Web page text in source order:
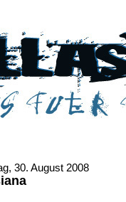
30. August 2008